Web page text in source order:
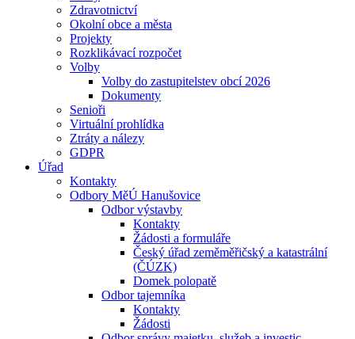
Zdravotnictví
Okolní obce a města
Projekty
Rozklikávací rozpočet
Volby
Volby do zastupitelstev obcí 2026
Dokumenty
Senioři
Virtuální prohlídka
Ztráty a nálezy
GDPR
Úřad
Kontakty
Odbory MěÚ Hanušovice
Odbor výstavby
Kontakty
Žádosti a formuláře
Český úřad zeměměřičský a katastrální
(ČÚZK)
Domek polopatě
Odbor tajemníka
Kontakty
Žádosti